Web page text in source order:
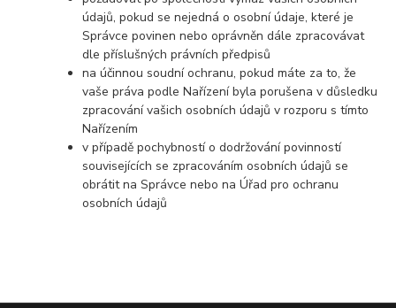
údajů, pokud se nejedná o osobní údaje, které je
Správce povinen nebo oprávněn dále zpracovávat
dle příslušných právních předpisů
na účinnou soudní ochranu, pokud máte za to, že
vaše práva podle Nařízení byla porušena v důsledku
zpracování vašich osobních údajů v rozporu s tímto
Nařízením
v případě pochybností o dodržování povinností
souvisejících se zpracováním osobních údajů se
obrátit na Správce nebo na Úřad pro ochranu
osobních údajů